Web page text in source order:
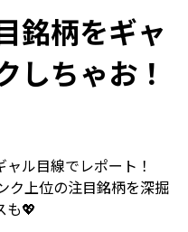
銘柄をギャ
しちゃお！
ル目線でレポート！
ク上位の注目銘柄を深掘
も💖